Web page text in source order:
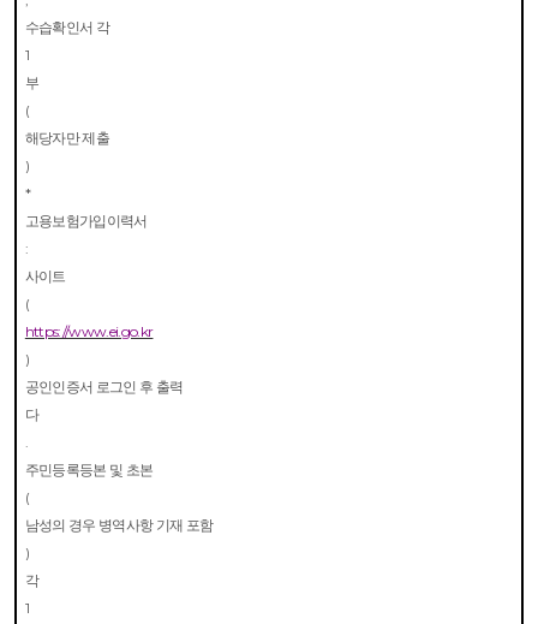
수습확인서 각
1
부
(
해당자만 제출
)
*
고용보험가입이력서
:
사이트
(
https://www.ei.go.kr
)
공인인증서 로그인 후 출력
다
주민등록등본 및 초본
(
남성의 경우 병역사항 기재 포함
)
각
1